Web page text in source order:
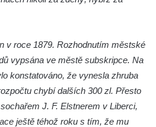
v
Vavřince v
v Kamenici u Zákup
Kamenického
v roce 1879. Rozhodnutím městské
vypsána ve městě subskripce. Na
konstatováno, že vynesla zhruba
chybí dalších 300 zl. Přesto
J. F. Elstnerem v Liberci,
ještě téhož roku s tím, že mu